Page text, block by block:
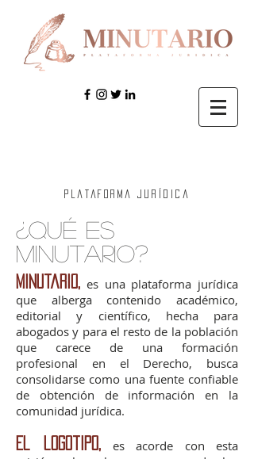
Plataforma jurídica
¿Qué es
minutario?
Minutario,
es una plataforma jurídica
que alberga contenido académico,
editorial y científico, hecha para
abogados y para el resto de la población
que carece de una formación
profesional en el Derecho, busca
consolidarse como una fuente confiable
de obtención de información en la
comunidad jurídica.
El logotipo,
es acorde con esta